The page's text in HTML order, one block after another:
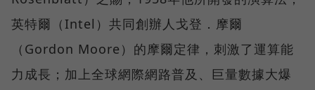
英特爾（Intel）共同創辦人戈登．摩爾
（Gordon Moore）的摩爾定律，刺激了運算能
力成長；加上全球網際網路普及、巨量數據大爆